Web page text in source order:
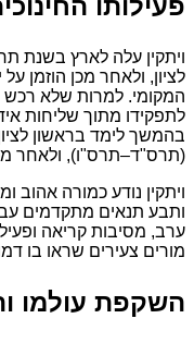
פעילותו
לציון, ולאחר מכן הוזמן
המקומי. למרות שלא
לתפקידו מתוך שליחות
בהמשך לימד בראשון
(תרס"ד–תרס"ו), ולאחר
ויתקין נודע כמורה אהוב
ותבע תנאים מתקדמים
ערב, מסיבות קריאה
מורים צעירים שראו בו
השקפת עולמו